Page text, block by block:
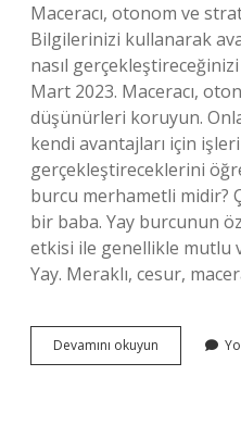
Maceracı, otonom ve
Bilgilerinizi kullanarak
nasıl
Mart 2023. Maceracı,
düşünürleri koruyun.
kendi avantajları için işleri
gerçekleştireceklerini
burcu merhametli midir?
bir baba. Yay burcunun
etkisi ile genellikle mutlu
Yay. Meraklı, cesur,
Devamını okuyun
Burcu